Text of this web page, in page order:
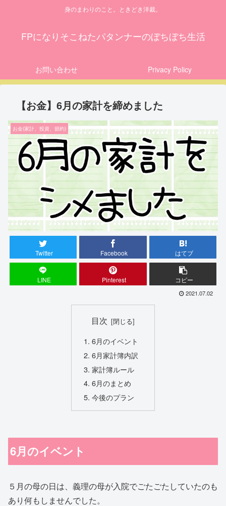
身のまわりのこと。ときどき洋裁。
FPになりそこねたパタンナーのぼちぼち生活
お問い合わせ Privacy Policy
【お金】6月の家計を締めました
お金(家計、投資、節約)
Twitter Facebook はてブ
LINE Pinterest コピー
2021.07.02
目次
6月のイベント
6月家計簿内訳
家計簿ルール
6月のまとめ
今後のプラン
6月のイベント
５月の母の日は、義理の母が入院でごたごたしていたのも
あり何もしませんでした。